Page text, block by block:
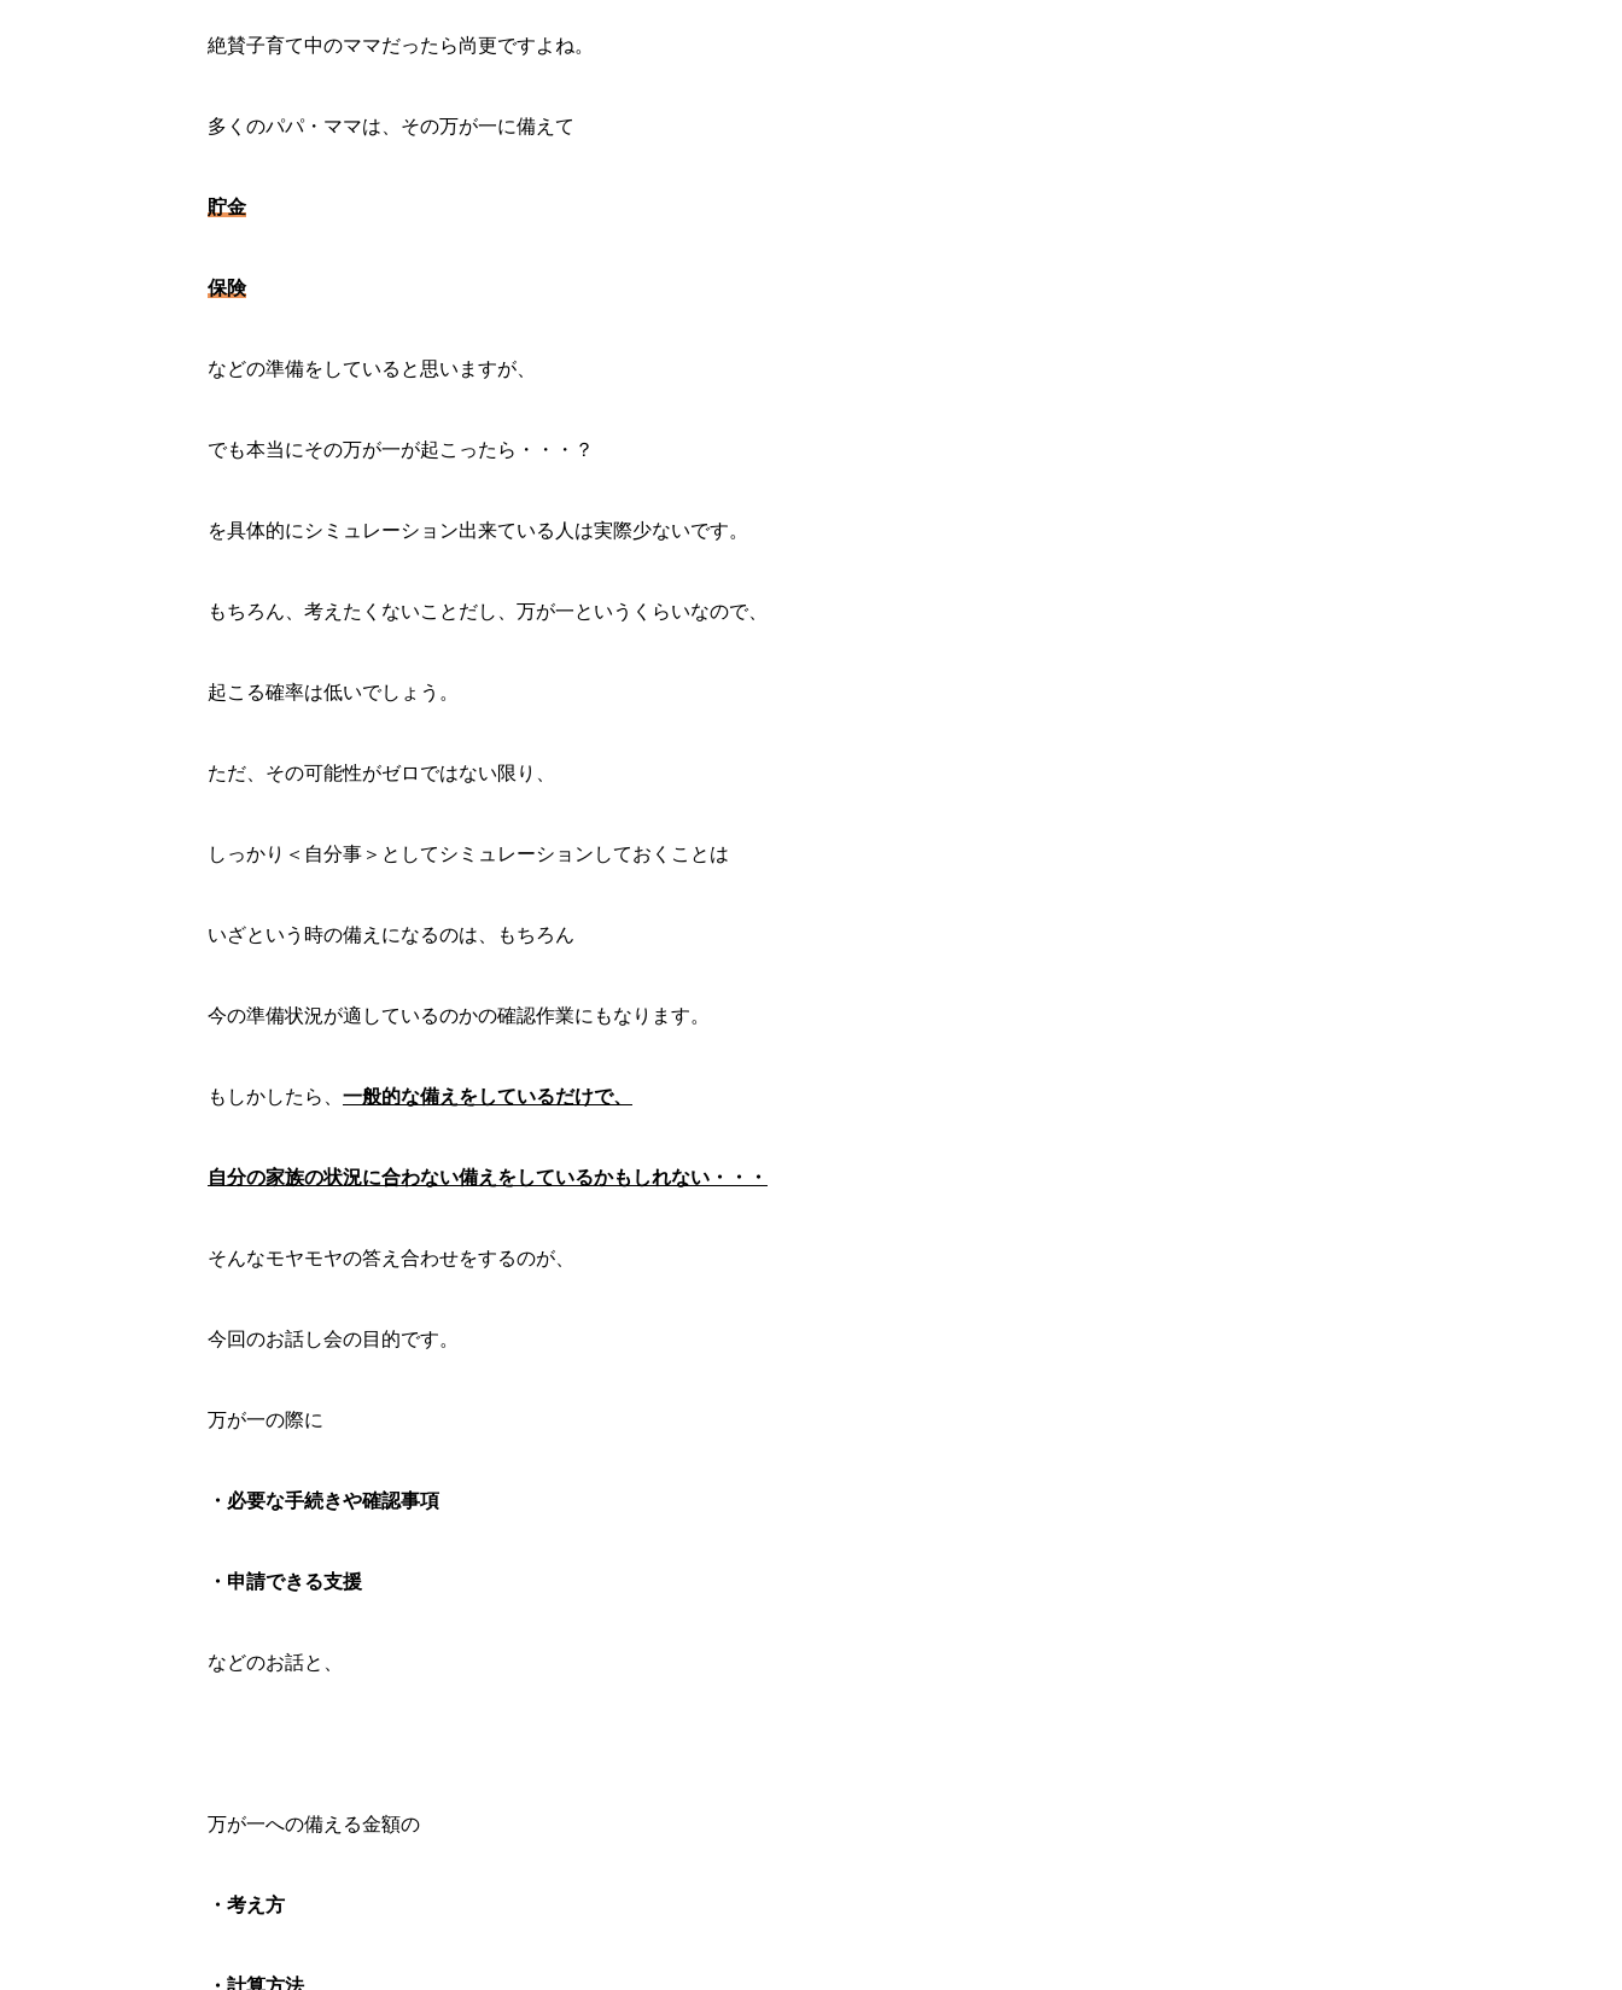
絶賛子育て中のママだったら尚更ですよね。
多くのパパ・ママは、その万が一に備えて
貯金
保険
などの準備をしていると思いますが、
でも本当にその万が一が起こったら・・・？
を具体的にシミュレーション出来ている人は実際少ないです。
もちろん、考えたくないことだし、万が一というくらいなので、
起こる確率は低いでしょう。
ただ、その可能性がゼロではない限り、
しっかり＜自分事＞としてシミュレーションしておくことは
いざという時の備えになるのは、もちろん
今の準備状況が適しているのかの確認作業にもなります。
もしかしたら、 一般的な備えをしているだけで、
自分の家族の状況に合わない備えをしているかもしれない・・・
そんなモヤモヤの答え合わせをするのが、
今回のお話し会の目的です。
万が一の際に
・必要な手続きや確認事項
・申請できる支援
などのお話と、
万が一への備える金額の
・考え方
・計算方法